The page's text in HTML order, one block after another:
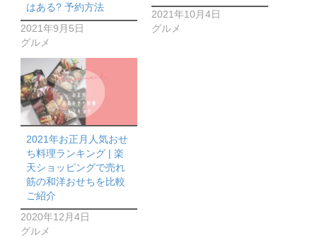
はある? 予約方法
2021年9月5日
グルメ
2021年10月4日
グルメ
2021年お正月人気おせ
ち料理ランキング | 楽
天ショッピングで売れ
筋の和洋おせちを比較
ご紹介
2020年12月4日
グルメ